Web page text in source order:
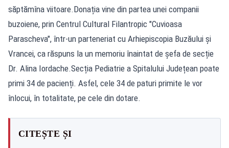
săptămîna viitoare.Donația vine din partea unei companii
buzoiene, prin Centrul Cultural Filantropic "Cuvioasa
Parascheva", într-un parteneriat cu Arhiepiscopia Buzăului și
Vrancei, ca răspuns la un memoriu înaintat de șefa de secție
Dr. Alina Iordache.Secția Pediatrie a Spitalului Județean poate
primi 34 de pacienți. Asfel, cele 34 de paturi primite le vor
înlocui, în totalitate, pe cele din dotare.
CITEȘTE ȘI